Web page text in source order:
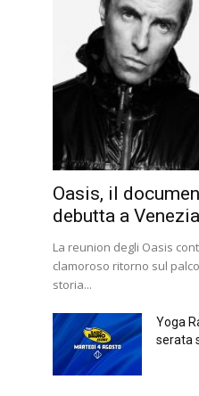
Oasis, il
debutta a
La reunion degli Oasis
clamoroso ritorno sul
storia...
Yoga
serata